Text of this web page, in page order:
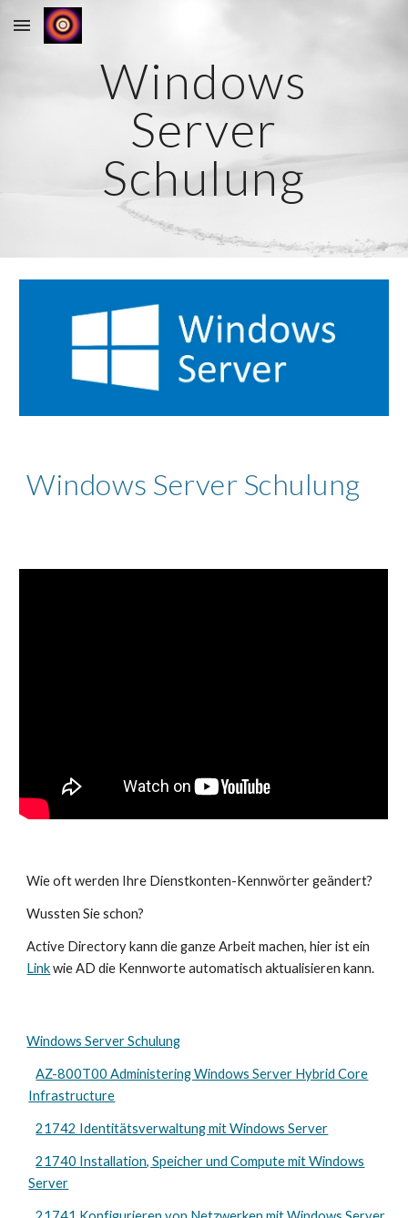
Skip to main content
Windows
Server
Schulung
Windows Server Schulung
Wie oft werden Ihre Dienstkonten-Kennwörter geändert?
Wussten Sie schon?
Active Directory kann die ganze Arbeit machen, hier ist ein
Linkwie AD die Kennworte automatisch aktualisieren kann.
Windows Server Schulung
AZ-800T00 Administering Windows Server Hybrid Core
Infrastructure
21742 Identitätsverwaltung mit Windows Server
21740 Installation, Speicher und Compute mit Windows
Server